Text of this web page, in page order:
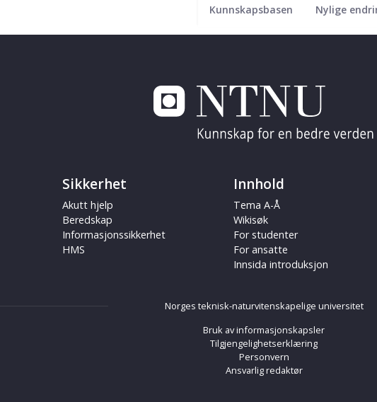
Kunnskapsbasen Nylige
Sikkerhet
Akutt hjelp
Beredskap
Informasjonssikkerhet
HMS
Innhold
Tema A-Å
Wikisøk
For studenter
For ansatte
Innsida introduksjon
Norges teknisk-naturvitenskapelige universitet
Bruk av informasjonskapsler
Tilgjengelighetserklæring
Personvern
Ansvarlig redaktør